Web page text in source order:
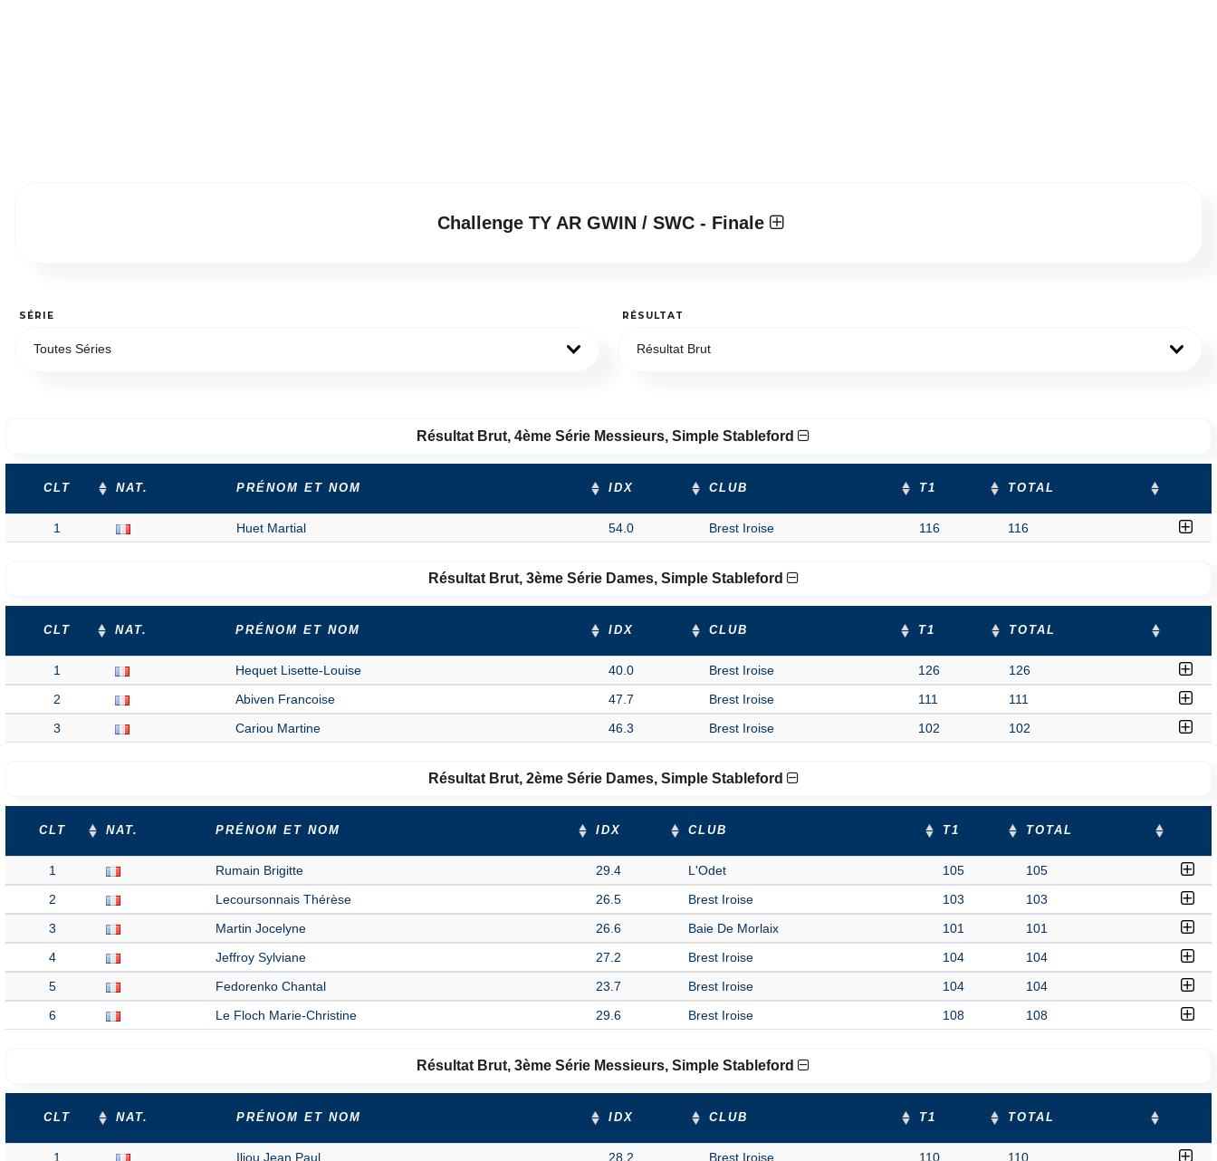
Challenge TY AR GWIN / SWC - Finale
SÉRIE
Toutes Séries
RÉSULTAT
Résultat Brut
Résultat Brut, 4ème Série Messieurs, Simple Stableford
CLT NAT. PRÉNOM ET NOM IDX CLUB T1 TOTAL
1 Huet Martial 54.0 Brest Iroise 116 116
Résultat Brut, 3ème Série Dames, Simple Stableford
CLT NAT. PRÉNOM ET NOM IDX CLUB T1 TOTAL
1 Hequet Lisette-Louise 40.0 Brest Iroise 126
126
2
Abiven Francoise 47.7 Brest Iroise 111
111
3
Cariou Martine 46.3 Brest Iroise 102 102
Résultat Brut, 2ème Série Dames, Simple Stableford
CLT NAT. PRÉNOM ET NOM IDX CLUB T1 TOTAL
1 Rumain Brigitte 29.4 L'Odet 105
105
2
Lecoursonnais Thérèse 26.5 Brest Iroise 103
103
3
Martin Jocelyne 26.6 Baie De Morlaix 101
101
4
Jeffroy Sylviane 27.2 Brest Iroise 104
104
5
Fedorenko Chantal 23.7 Brest Iroise 104
104
6
Le Floch Marie-Christine 29.6 Brest Iroise 108 108
Résultat Brut, 3ème Série Messieurs, Simple Stableford
CLT NAT. PRÉNOM ET NOM IDX CLUB T1 TOTAL
1 Iliou Jean Paul 28.2 Brest Iroise 110
110